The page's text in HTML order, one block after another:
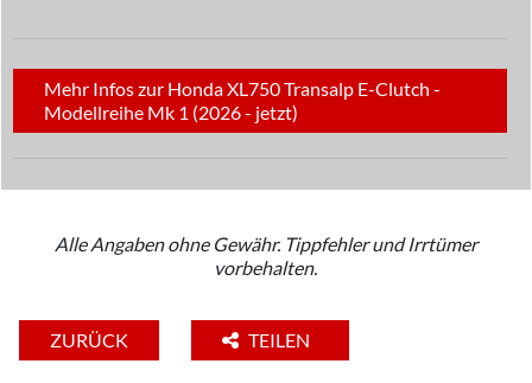
Mehr Infos zur Honda XL750 Transalp E-Clutch -
Modellreihe Mk 1 (2026 - jetzt)
Alle Angaben ohne Gewähr. Tippfehler und Irrtümer
vorbehalten.
ZURÜCK TEILEN